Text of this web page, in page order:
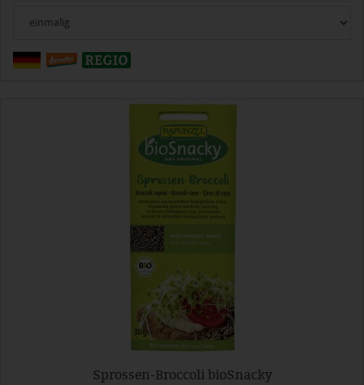
Sprossen-Broccoli bioSnacky